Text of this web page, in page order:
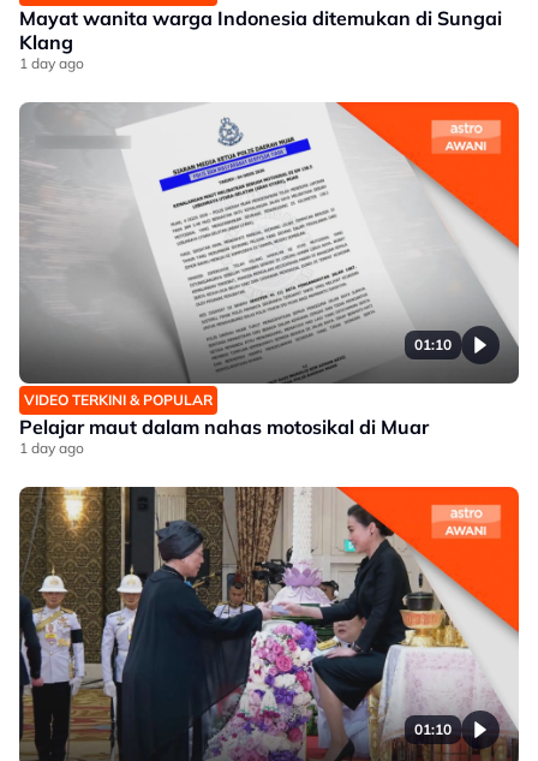
Mayat wanita warga Indonesia ditemukan di Sungai
Klang
1 day ago
01:10
VIDEO TERKINI & POPULAR
Pelajar maut dalam nahas motosikal di Muar
1 day ago
01:10